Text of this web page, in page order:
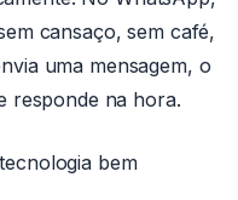
cansaço, sem café,
uma mensagem, o
responde na hora.
bem